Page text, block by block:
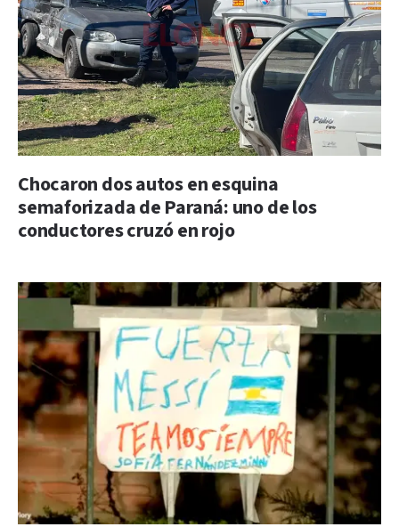
Chocaron dos autos en esquina
semaforizada de Paraná: uno de los
conductores cruzó en rojo